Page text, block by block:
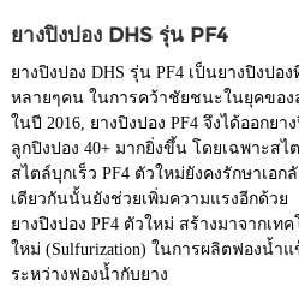
ยางปิงปอง DHS รุ่น PF4
ยางปิงปอง DHS รุ่น PF4 เป็นยางปิงป
หลายๆคน ในการคว้าชัยชนะในยุคของ
ในปี 2016, ยางปิงปอง PF4 จึงได้ออกย
ลูกปิงปอง 40+ มากยิ่งขึ้น โดยเฉพาะส
สไตล์บุกเร็ว PF4 ตัวใหม่ยังคงรักษาเอ
เดียวกันนั้นยังช่วยเพิ่มความแรงอีกด้วย
ยางปิงปอง PF4 ตัวใหม่ สร้างมาจากเ
ใหม่ (Sulfurization) ในการผลิตฟองน้ำ
ระหว่างฟองน้ำกับยาง